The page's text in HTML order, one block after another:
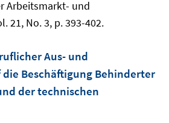
Arbeitsmarkt- und
21, No. 3, p. 393-402.
Aus- und
Beschäftigung Behinderter
der technischen